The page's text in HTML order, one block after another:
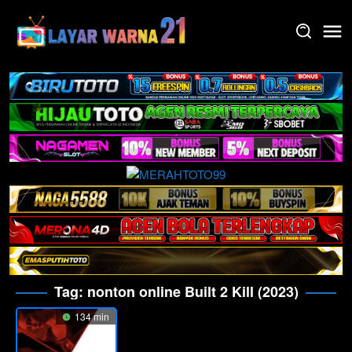
content
Tag: nonton online Built 2 Kill (2023)
134 min